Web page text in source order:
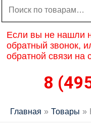
Искать:
Если вы не нашли
обратный звонок,
обратной связи на
8
Главная Товары